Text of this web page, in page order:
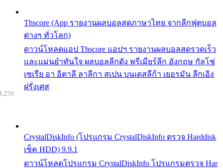
Thscore (App รายงานผลบอลสดภาษาไทย จากลีกฟุตบอล
ต่างๆ ทั่วโลก)
ดาวน์โหลดแอป Thscore แอปฯ รายงานผลบอลสดรวดเร็ว
และแม่นยำทันใจ ผลบอลลีกดัง พรีเมียร์ลีก อังกฤษ กัลโช่
เซเรีย อา อิตาลี ลาลีกา สเปน บุนเดสลีก้า เยอรมัน ลีกเอิง
ฝรั่งเศส
CrystalDiskInfo (โปรแกรม CrystalDiskInfo ตรวจ Harddisk
เช็ค HDD) 9.9.1
ดาวน์โหลดโปรแกรม CrystalDiskInfo โปรแกรมตรวจ Har